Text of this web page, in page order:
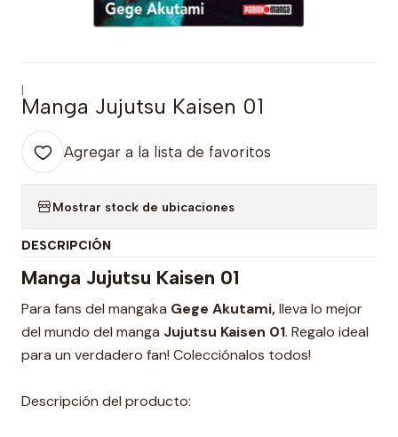
|
Manga Jujutsu Kaisen 01
Agregar a la lista de favoritos
Mostrar stock de ubicaciones
DESCRIPCIÓN
Manga Jujutsu Kaisen 01
Para fans del mangaka Gege Akutami,lleva lo mejor
del mundo del manga Jujutsu Kaisen 01. Regalo ideal
para un verdadero fan! Colecciónalos todos!
Descripción del producto: